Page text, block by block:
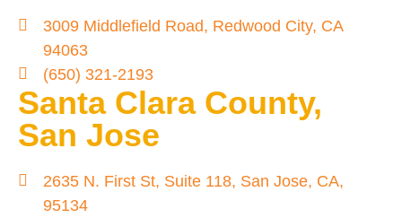
3009 Middlefield Road, Redwood City, CA
94063
(650) 321-2193
Santa Clara County,
San Jose
2635 N. First St, Suite 118, San Jose, CA,
95134